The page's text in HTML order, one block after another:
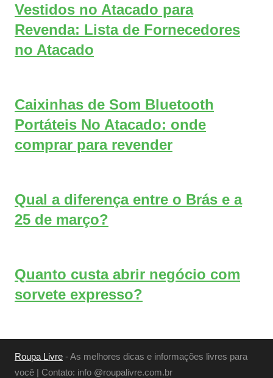
Vestidos no Atacado para
Revenda: Lista de Fornecedores
no Atacado
Caixinhas de Som Bluetooth
Portáteis No Atacado: onde
comprar para revender
Qual a diferença entre o Brás e a
25 de março?
Quanto custa abrir negócio com
sorvete expresso?
Roupa Livre - As melhores dicas e informações livres para
você | Contato: info @roupalivre.com.br